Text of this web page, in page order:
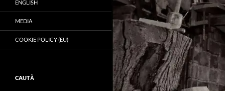
ENGLISH
MEDIA
COOKIE POLICY (EU)
CAUTĂ